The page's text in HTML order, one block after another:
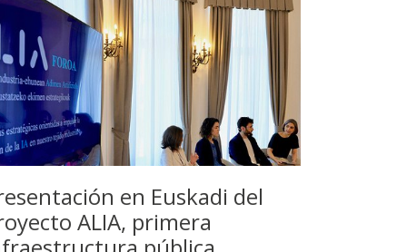
en Euskadi del
ALIA, primera